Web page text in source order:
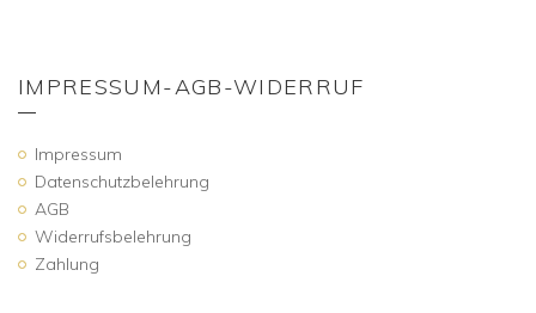
IMPRESSUM-AGB-WIDERRUF
Impressum
Datenschutzbelehrung
AGB
Widerrufsbelehrung
Zahlung